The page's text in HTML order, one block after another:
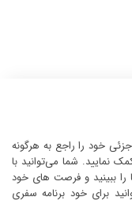
خود را راجع به هرگونه
نمایید. شما می‌توانید با
را ببینید و فرصت های خود
برای خود برنامه سفری